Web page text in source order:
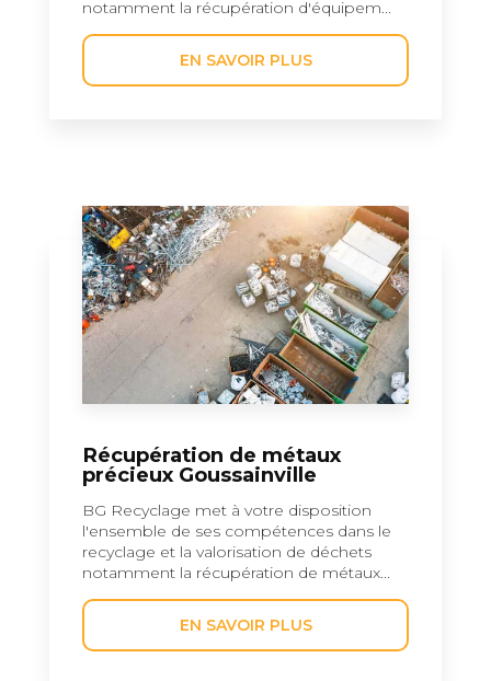
notamment la récupération d'équipem...
EN SAVOIR PLUS
Récupération de métaux
précieux Goussainville
BG Recyclage met à votre disposition
l'ensemble de ses compétences dans le
recyclage et la valorisation de déchets
notamment la récupération de métaux...
EN SAVOIR PLUS